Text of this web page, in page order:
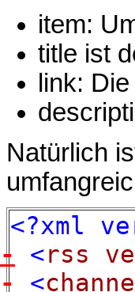
item:
title ist
link:
Natürlich
<?xml
-
<rss
-
<